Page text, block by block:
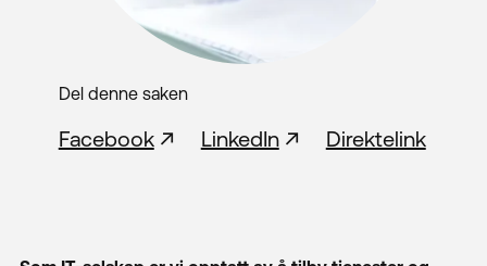
Del denne saken
Facebook LinkedIn Direktelink